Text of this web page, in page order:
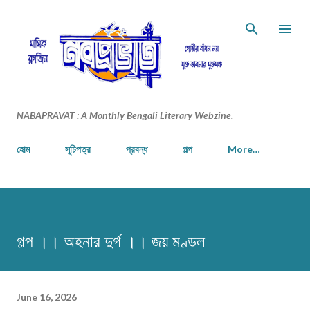
NABAPRAVAT : A Monthly Bengali Literary Webzine.
হোম সূচিপত্র প্রবন্ধ গল্প More…
গল্প ।। অহনার দুর্গ ।। জয় মণ্ডল
June 16, 2026